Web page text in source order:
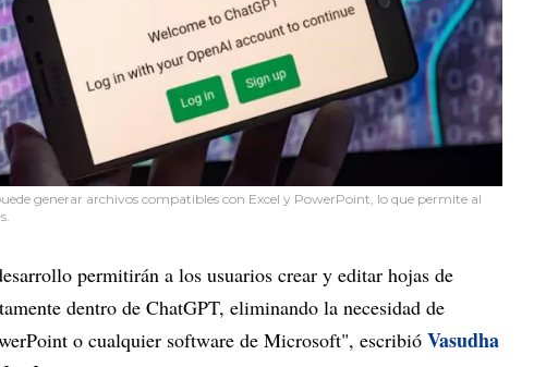
generar archivos compatibles con Excel y PowerPoint, lo que permite al
permitirán a los usuarios crear y editar hojas de
dentro de ChatGPT, eliminando la necesidad de
o cualquier software de Microsoft", escribió Vasudha